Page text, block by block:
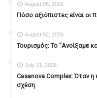
August 05, 2026
Πόσο αξιόπιστες είναι οι
August 02, 2026
Τουρισμός: Το "Ανοίξαμε
July 31, 2026
Casanova Complex: Όταν η
σχέση